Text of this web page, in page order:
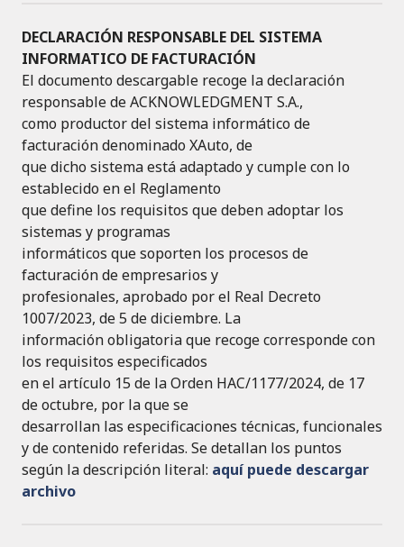
DECLARACIÓN RESPONSABLE DEL SISTEMA
INFORMATICO DE FACTURACIÓN
El documento descargable recoge la declaración
responsable de ACKNOWLEDGMENT S.A.,
como productor del sistema informático de
facturación denominado XAuto, de
que dicho sistema está adaptado y cumple con lo
establecido en el Reglamento
que define los requisitos que deben adoptar los
sistemas y programas
informáticos que soporten los procesos de
facturación de empresarios y
profesionales, aprobado por el Real Decreto
1007/2023, de 5 de diciembre. La
información obligatoria que recoge corresponde con
los requisitos especificados
en el artículo 15 de la Orden HAC/1177/2024, de 17
de octubre, por la que se
desarrollan las especificaciones técnicas, funcionales
y de contenido referidas. Se detallan los puntos
según la descripción literal: aquí puede descargar
archivo